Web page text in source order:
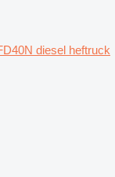
diesel heftruck